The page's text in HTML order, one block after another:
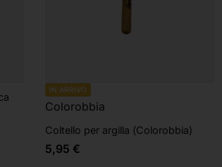
IN ARRIVO
Colorobbia
Coltello per argilla (Colorobbia)
5,95 €